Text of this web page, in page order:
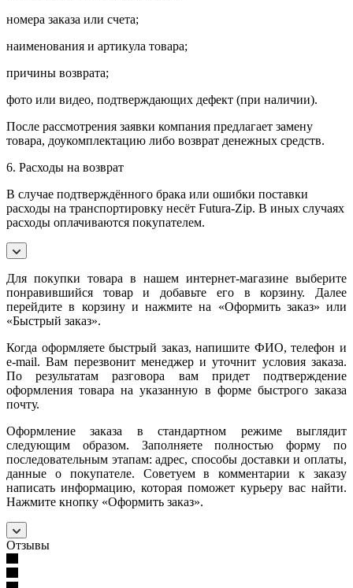
номера заказа или счета;
наименования и артикула товара;
причины возврата;
фото или видео, подтверждающих дефект (при наличии).
После рассмотрения заявки компания предлагает замену
товара, доукомплектацию либо возврат денежных средств.
6. Расходы на возврат
В случае подтверждённого брака или ошибки поставки
расходы на транспортировку несёт Futura-Zip. В иных случаях
расходы оплачиваются покупателем.
Для покупки товара в нашем интернет-магазине выберите
понравившийся товар и добавьте его в корзину. Далее
перейдите в корзину и нажмите на «Оформить заказ» или
«Быстрый заказ».
Когда оформляете быстрый заказ, напишите ФИО, телефон и
e-mail. Вам перезвонит менеджер и уточнит условия заказа.
По результатам разговора вам придет подтверждение
оформления товара на указанную в форме быстрого заказа
почту.
Оформление заказа в стандартном режиме выглядит
следующим образом. Заполняете полностью форму по
последовательным этапам: адрес, способы доставки и оплаты,
данные о покупателе. Советуем в комментарии к заказу
написать информацию, которая поможет курьеру вас найти.
Нажмите кнопку «Оформить заказ».
Отзывы